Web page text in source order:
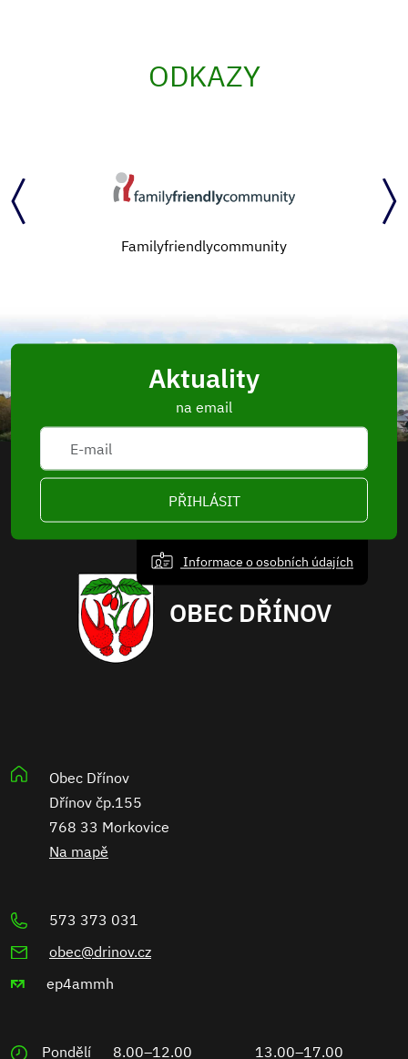
ODKAZY
Familyfriendlycommunity
Aktuality
na email
PŘIHLÁSIT
Informace o osobních údajích
OBEC DŘÍNOV
Obec Dřínov
Dřínov čp.155
768 33 Morkovice
Na mapě
573 373 031
obec@drinov.cz
ep4ammh
Pondělí 8.00–12.00 13.00–17.00